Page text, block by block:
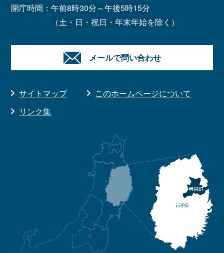
開庁時間：午前8時30分～午後5時15分
（土・日・祝日・年末年始を除く）
メールで問い合わせ
サイトマップ
このホームページについて
リンク集